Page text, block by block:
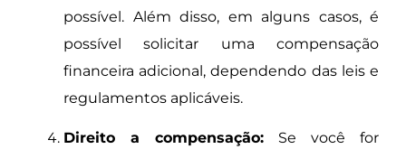
possível. Além disso, em alguns casos, é
possível solicitar uma compensação
financeira adicional, dependendo das leis e
regulamentos aplicáveis.
Direito a compensação: Se você for